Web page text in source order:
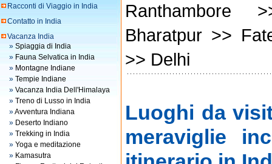
Racconti di Viaggio in India
Contatto in India
Vacanza India
» Spiaggia di India
» Fauna Selvatica in India
» Montagne Indiane
» Tempie Indiane
» Vacanza India Dell'Himalaya
» Treno di Lusso in India
»Avventura Indiana
» Deserto Indiano
» Trekking in India
» Yoga e meditazione
» Kamasutra
Ranthambore
Bharatpur >>
>> Delhi
Luoghi da
meraviglie